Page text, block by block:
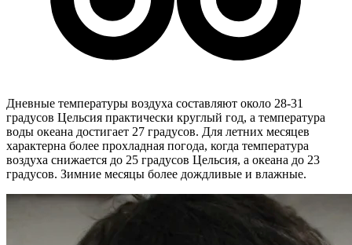
Дневные температуры воздуха составляют около 28-31
градусов Цельсия практически круглый год, а температура
воды океана достигает 27 градусов. Для летних месяцев
характерна более прохладная погода, когда температура
воздуха снижается до 25 градусов Цельсия, а океана до 23
градусов. Зимние месяцы более дождливые и влажные.